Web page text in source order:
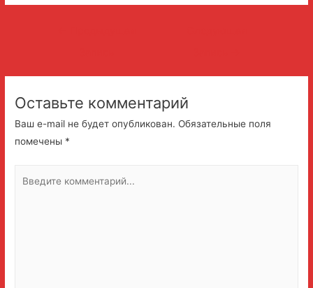
записям
Оставьте комментарий
Ваш e-mail не будет опубликован. Обязательные поля
помечены *